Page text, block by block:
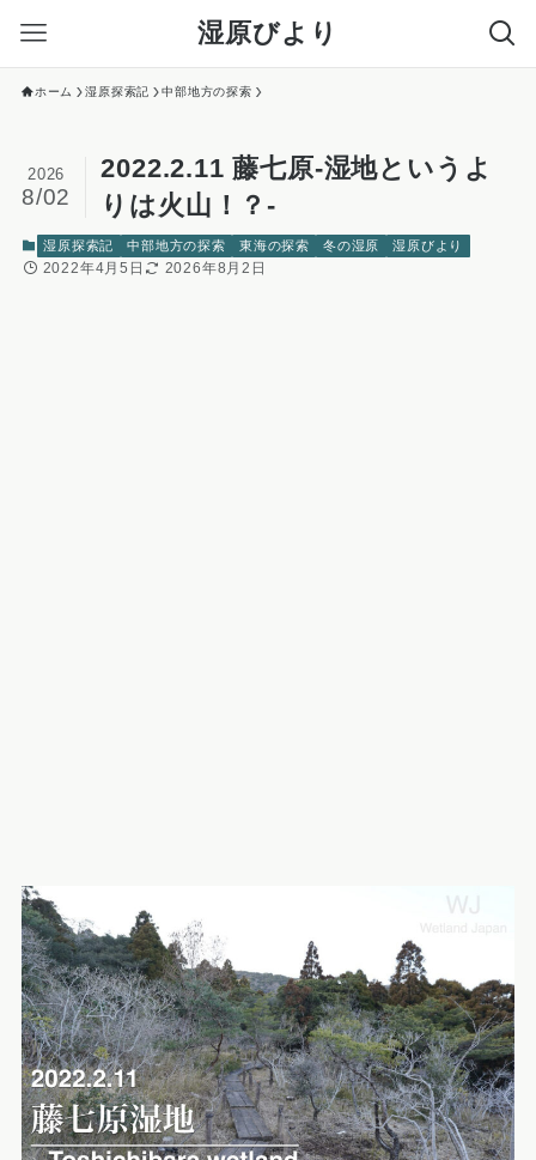
湿原びより
ホーム 湿原探索記 中部地方の探索
2022.2.11 藤七原-湿地というよ
りは火山！？-
2026
8/02
湿原探索記 中部地方の探索 東海の探索 冬の湿原 湿原びより
2022年4月5日 2026年8月2日